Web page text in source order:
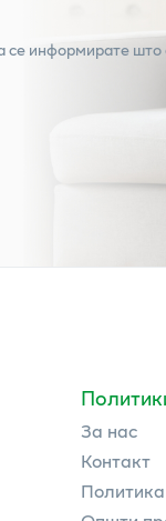
се информирате
За нас
Контакт